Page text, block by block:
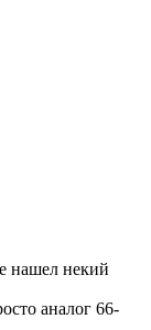
нашел некий
аналог 66-